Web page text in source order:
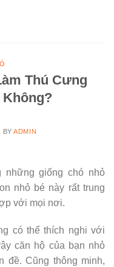
Thú Cưng
BYADMIN
những giống chó nhỏ
nhỏ bé này rất trung
với mọi nơi.
có thể thích nghi với
căn hộ của bạn nhỏ
đề. Cũng thông minh,